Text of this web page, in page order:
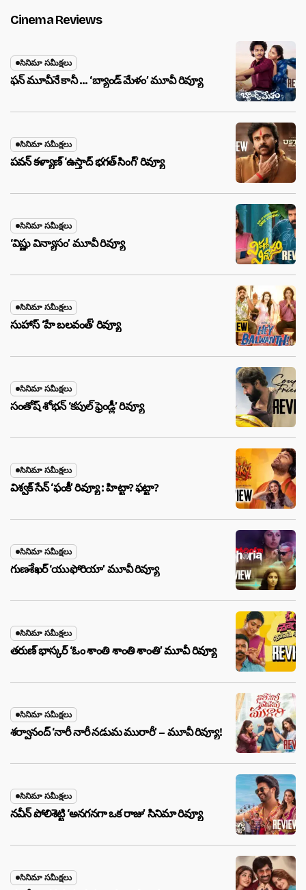
Cinema Reviews
సినిమా సమీక్షలు
ఫన్ మూవీనే కానీ … ‘బ్యాండ్‌ మేళం’ మూవీ రివ్యూ
సినిమా సమీక్షలు
పవన్ కళ్యాణ్ ‘ఉస్తాద్ భ‌గ‌త్ సింగ్’ రివ్యూ
సినిమా సమీక్షలు
‘విష్ణు విన్యాసం’ మూవీ రివ్యూ
సినిమా సమీక్షలు
సుహాస్ ‘హే బలవంత్’ రివ్యూ
సినిమా సమీక్షలు
సంతోష్ శోభన్ ‘కపుల్ ఫ్రెండ్లీ’ రివ్యూ
సినిమా సమీక్షలు
విశ్వక్ సేన్ ‘ఫంకీ’ రివ్యూ : హిట్టా? ఫట్టా?
సినిమా సమీక్షలు
గుణశేఖర్ ‘యుఫోరియా’ మూవీ రివ్యూ
సినిమా సమీక్షలు
తరుణ్ భాస్కర్ ‘ఓం శాంతి శాంతి శాంతి’ మూవీ రివ్యూ
సినిమా సమీక్షలు
శర్వానంద్ ‘నారీ నారీ నడుమ మురారీ’ – మూవీ రివ్యూ!
సినిమా సమీక్షలు
నవీన్ పోలిశెట్టి ‘అనగనగా ఒక రాజు’ సినిమా రివ్యూ
సినిమా సమీక్షలు